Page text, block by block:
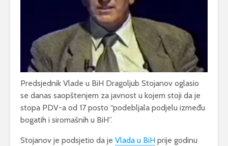
Predsjednik Vlade u BiH Dragoljub Stojanov oglasio
se danas saopštenjem za javnost u kojem stoji da je
stopa PDV-a od 17 posto “podebljala podjelu između
bogatih i siromašnih u BiH”.
Stojanov je podsjetio da je Vlada u BiH prije godinu